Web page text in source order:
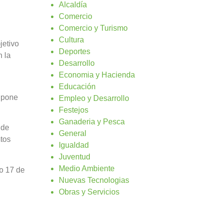
la
17 de
Alcaldía
Comercio
Comercio y Turismo
Cultura
Deportes
Desarrollo
Economia y Hacienda
Educación
Empleo y Desarrollo
Festejos
Ganaderia y Pesca
General
Igualdad
Juventud
Medio Ambiente
Nuevas Tecnologias
Obras y Servicios